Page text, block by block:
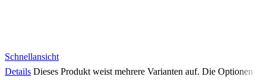
Schnellansicht
Details Dieses Produkt weist mehrere Varianten auf. Die Optionen